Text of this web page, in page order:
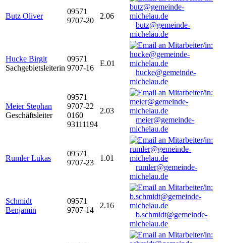
Butz Oliver
09571
9707-20
2.06
butz@gemeinde-
michelau.de
Hucke Birgit
Sachgebietsleiterin
09571
9707-16
E.01
hucke@gemeinde-
michelau.de
Meier Stephan
Geschäftsleiter
09571
9707-22
0160
93111194
2.03
meier@gemeinde-
michelau.de
Rumler Lukas
09571
9707-23
1.01
rumler@gemeinde-
michelau.de
Schmidt
Benjamin
09571
9707-14
2.16
b.schmidt@gemeinde-
michelau.de